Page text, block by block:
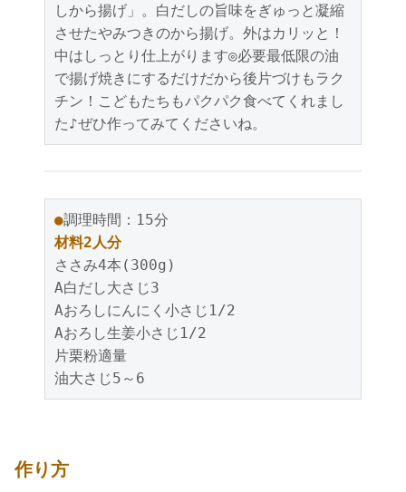
しから揚げ」。白だしの旨味をぎゅっと凝縮
させたやみつきのから揚げ。外はカリッと！
中はしっとり仕上がります◎必要最低限の油
で揚げ焼きにするだけだから後片づけもラク
チン！こどもたちもパクパク食べてくれまし
た♪ぜひ作ってみてくださいね。
●調理時間：15分
材料2人分
ささみ4本(300g)
A白だし大さじ3
Aおろしにんにく小さじ1/2
Aおろし生姜小さじ1/2
片栗粉適量
油大さじ5～6
作り方